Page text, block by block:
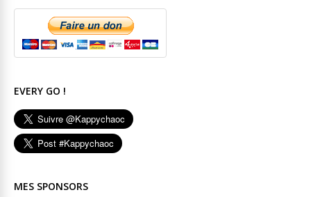
EVERY GO !
MES SPONSORS